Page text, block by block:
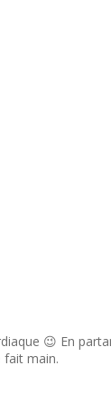
😉 En
fait main.